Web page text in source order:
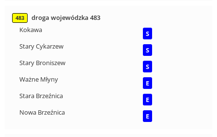
483
droga wojewódzka 483
Kokawa
S
Stary Cykarzew
S
Stary Broniszew
S
Ważne Młyny
E
Stara Brzeźnica
E
Nowa Brzeźnica
E